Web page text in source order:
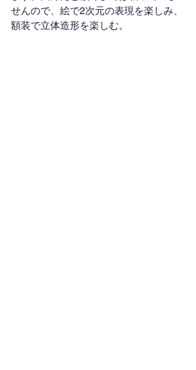
せんので、絵で2次元の表現を楽しみ、
額装で立体造形を楽しむ。